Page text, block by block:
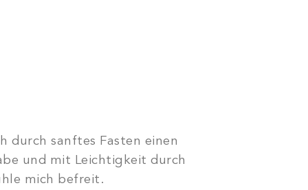
durch sanftes Fasten einen
und mit Leichtigkeit durch
mich befreit.